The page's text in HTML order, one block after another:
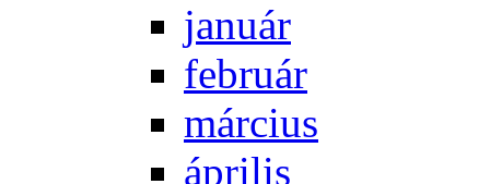
ja­nu­ár
feb­ru­ár
már­ci­us
áp­ri­lis